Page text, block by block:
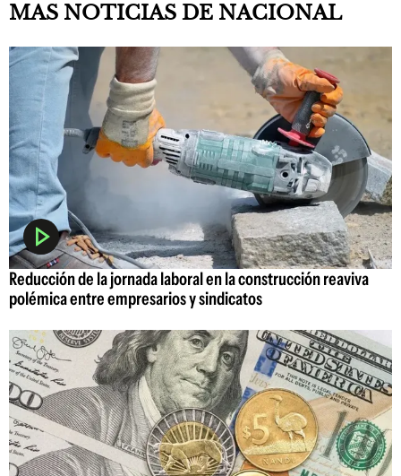
MAS NOTICIAS DE NACIONAL
Reducción de la jornada laboral en la construcción reaviva
polémica entre empresarios y sindicatos